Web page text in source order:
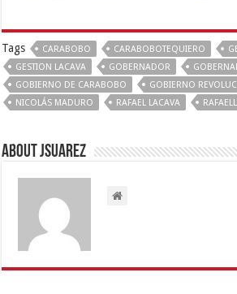
Tags CARABOBO CARABOBOTEQUIERO
GESTION LACAVA
GOBERNADOR
GOBIERNO DE CARABOBO
GOBIERNO
NICOLÁS MADURO
RAFAEL LACAVA
About Jsuarez